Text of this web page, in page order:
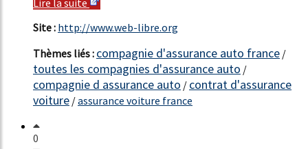
Lire la suite
Site : http://www.web-libre.org
Thèmes liés : compagnie d'assurance auto france /
toutes les compagnies d'assurance auto /
compagnie d assurance auto / contrat d'assurance
voiture /assurance voiture france
0